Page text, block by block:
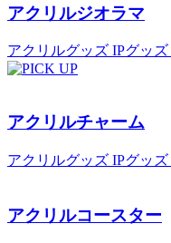
アクリルジオラマ
アクリルグッズ IPグッズ
アクリルチャーム
アクリルグッズ IPグッズ
アクリルコースター